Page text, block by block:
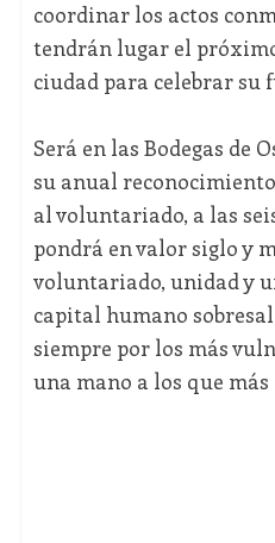
coordinar los actos
tendrán lugar el
ciudad para celebrar su
Será en las Bodegas de
su anual
al voluntariado, a las
pondrá en valor siglo y
voluntariado, unidad y
capital humano
siempre por los más
una mano a los que